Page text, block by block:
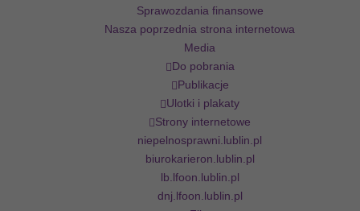
Sprawozdania finansowe
Nasza poprzednia strona internetowa
Media
Do pobrania
Publikacje
Ulotki i plakaty
Strony internetowe
niepelnosprawni.lublin.pl
biurokarieron.lublin.pl
lb.lfoon.lublin.pl
dnj.lfoon.lublin.pl